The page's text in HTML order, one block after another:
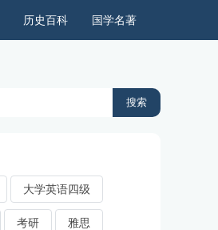
国学名著
历史百科
大学英语四级
考研 雅思